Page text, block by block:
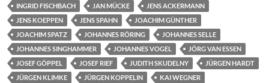
INGRID FISCHBACH
JAN MÜCKE
JENS ACKERMANN
JENS KOEPPEN
JENS SPAHN
JOACHIM GÜNTHER
JOACHIM SPATZ
JOHANNES RÖRING
JOHANNES SELLE
JOHANNES SINGHAMMER
JOHANNES VOGEL
JÖRG VAN ESSEN
JOSEF GÖPPEL
JOSEF RIEF JUDITH SKUDELNY
JÜRGEN HARDT
JÜRGEN KLIMKE
JÜRGEN KOPPELIN
KAI WEGNER